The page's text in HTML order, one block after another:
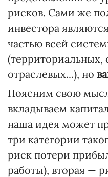
рисков. Сами же
инвестора
частью всей
(территориальных,
отраслевых...), но
Поясним свою
вкладываем
наша идея может
три категории
риск потери
работы), вторая —